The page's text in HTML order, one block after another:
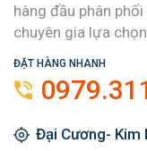
hàng đầu phân
chuyên gia lựa
ĐẶT HÀNG NHANH
Đại Cương- Kim